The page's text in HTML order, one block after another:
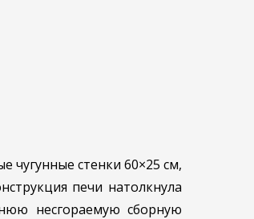
чугунные стенки 60×25 см,
печи натолкнула
несгораемую сборную